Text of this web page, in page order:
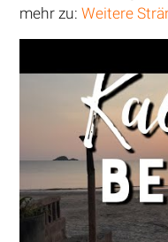
mehr zu:Weitere